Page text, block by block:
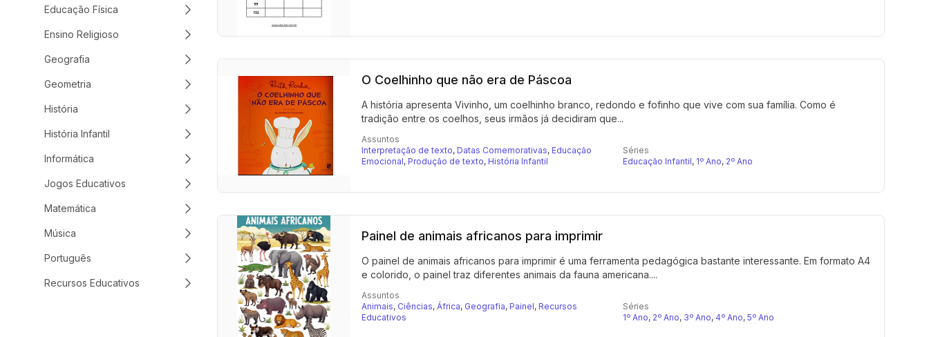
Educação Física
Ensino Religioso
Geografia
Geometria
História
História Infantil
Informática
Jogos Educativos
Matemática
Música
Português
Recursos Educativos
O Coelhinho que não era de Páscoa
A história apresenta Vivinho, um coelhinho branco, redondo e fofinho que vive com sua família. Como é
tradição entre os coelhos, seus irmãos já decidiram que...
Assuntos
Interpretação de texto, Datas Comemorativas, Educação
Emocional, Produção de texto, História Infantil
Séries
Educação Infantil, 1º Ano, 2º Ano
Painel de animais africanos para imprimir
O painel de animais africanos para imprimir é uma ferramenta pedagógica bastante interessante. Em formato A4
e colorido, o painel traz diferentes animais da fauna americana....
Assuntos
Animais, Ciências, África, Geografia, Painel, Recursos
Educativos
Séries
1º Ano, 2º Ano, 3º Ano, 4º Ano, 5º Ano